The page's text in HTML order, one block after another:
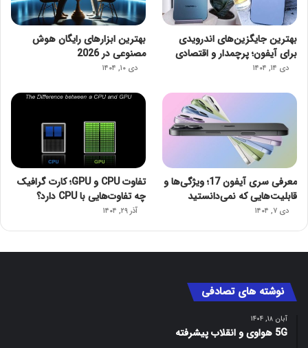
بهترین جایگزین‌های اندرویدی
برای آیفون؛ پرچمدار و اقتصادی
دی ۱۴, ۱۴۰۴
بهترین ابزارهای رایگان هوش
مصنوعی در 2026
دی ۱۰, ۱۴۰۴
معرفی سری آیفون 17؛ ویژگی‌ها و
قابلیت‌هایی که نمی‌دانستید
دی ۷, ۱۴۰۴
تفاوت CPU و GPU؛ کارت گرافیک
چه تفاوت‌هایی با CPU دارد؟
آذر ۲۹, ۱۴۰۴
نوشته های تصادفی
آبان ۱۸, ۱۴۰۴
5G هواوی و انقلاب پیشرفته